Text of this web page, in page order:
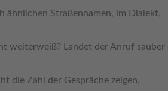
ähnlichen Straßennamen, im Dialekt,
weiterweiß? Landet der Anruf sauber
die Zahl der Gespräche zeigen,